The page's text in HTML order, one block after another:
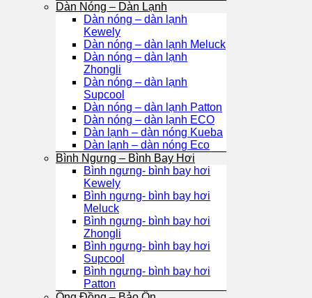
Dàn Nóng – Dàn Lạnh
Dàn nóng – dàn lạnh
Kewely
Dàn nóng – dàn lạnh Meluck
Dàn nóng – dàn lạnh
Zhongli
Dàn nóng – dàn lạnh
Supcool
Dàn nóng – dàn lạnh Patton
Dàn nóng – dàn lạnh ECO
Dàn lạnh – dàn nóng Kueba
Dàn lạnh – dàn nóng Eco
Bình Ngưng – Bình Bay Hơi
Bình ngưng- bình bay hơi
Kewely
Bình ngưng- bình bay hơi
Meluck
Bình ngưng- bình bay hơi
Zhongli
Bình ngưng- bình bay hơi
Supcool
Bình ngưng- bình bay hơi
Patton